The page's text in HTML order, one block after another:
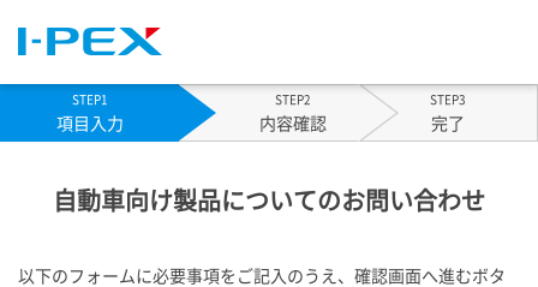
STEP1
現
項目入力
STEP2
内容確認
STEP3
完了
自動車向け製品についてのお問い合わせ
以下のフォームに必要事項をご記入のうえ、確認画面へ進むボタ